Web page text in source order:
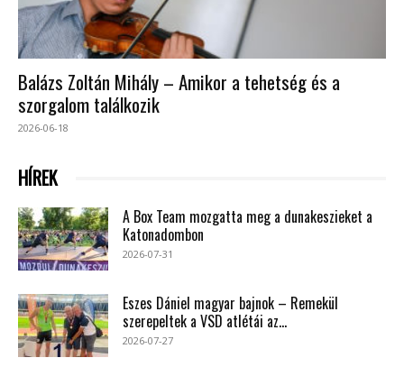
Balázs Zoltán Mihály – Amikor a tehetség és a
szorgalom találkozik
2026-06-18
HÍREK
A Box Team mozgatta meg a dunakeszieket a
Katonadombon
2026-07-31
Eszes Dániel magyar bajnok – Remekül
szerepeltek a VSD atlétái az...
2026-07-27